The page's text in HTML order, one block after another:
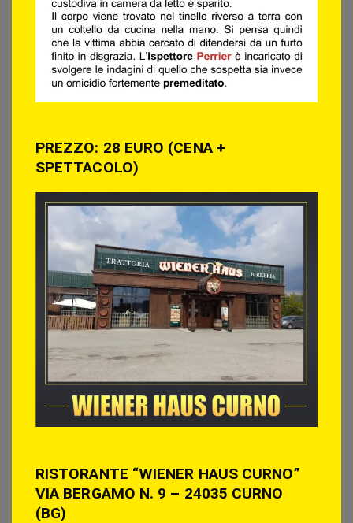
PREZZO: 28 EURO (CENA +
SPETTACOLO)
RISTORANTE “WIENER HAUS CURNO”
VIA BERGAMO N. 9 – 24035 CURNO
(BG)